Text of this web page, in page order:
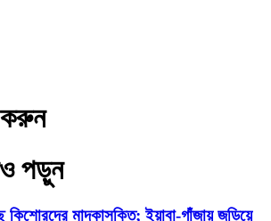
করুন
পড়ুন
কিশোরদের মাদকাসক্তি; ইয়াবা-গাঁজায় জড়িয়ে